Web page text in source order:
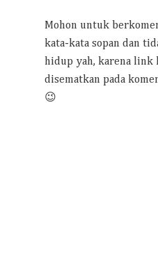
Mohon untuk
kata-kata sopan dan
hidup yah, karena link
disematkan pada
😉